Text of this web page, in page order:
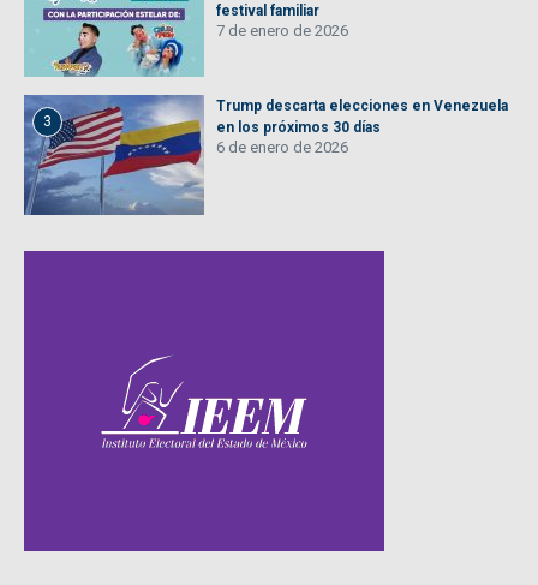
festival familiar
7 de enero de 2026
3
Trump descarta elecciones en Venezuela
en los próximos 30 días
6 de enero de 2026